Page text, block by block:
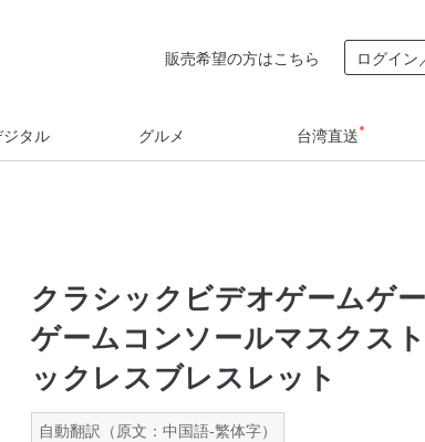
販売希望の方はこちら ログイン
タル グルメ 台湾直送
クラシックビデオゲームゲ
ゲームコンソールマスクス
ックレスブレスレット
自動翻訳（原文：中国語-繁体字）